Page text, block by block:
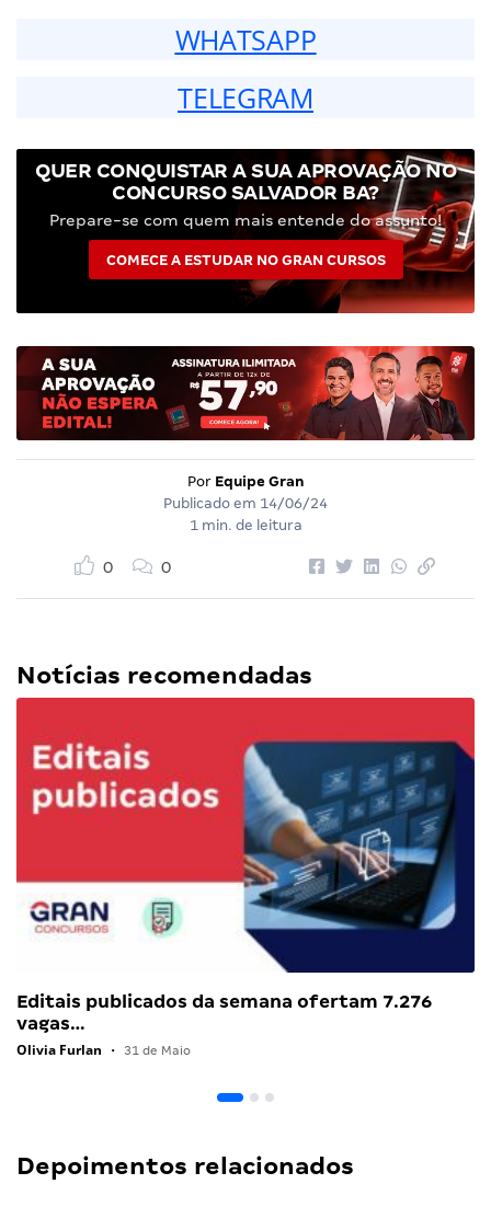
WHATSAPP
TELEGRAM
QUER CONQUISTAR A SUA APROVAÇÃO NO
CONCURSO SALVADOR BA?
Prepare-se com quem mais entende do assunto!
COMECE A ESTUDAR NO GRAN CURSOS
Por Equipe Gran
Publicado em 14/06/24
1 min. de leitura
0 0
Notícias recomendadas
Editais publicados da semana ofertam 7.276
vagas…
Olivia Furlan • 31 de Maio
Depoimentos relacionados